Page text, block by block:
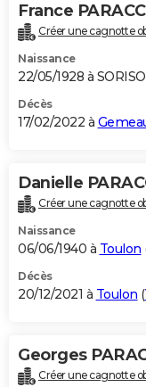
France
Créer une cagnotte
Naissance
22/05/1928 à
Décès
17/02/2022 à
Danielle
Créer une cagnotte
Naissance
06/06/1940 à Toulon
Décès
20/12/2021 à Toulon (
Georges
Créer une cagnotte